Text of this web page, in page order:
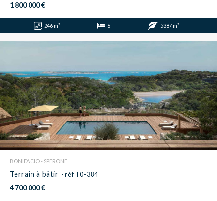
1 800 000 €
246 m² 6 5387 m²
BONIFACIO - SPERONE
Terrain à bâtir - réf T0-384
4 700 000 €